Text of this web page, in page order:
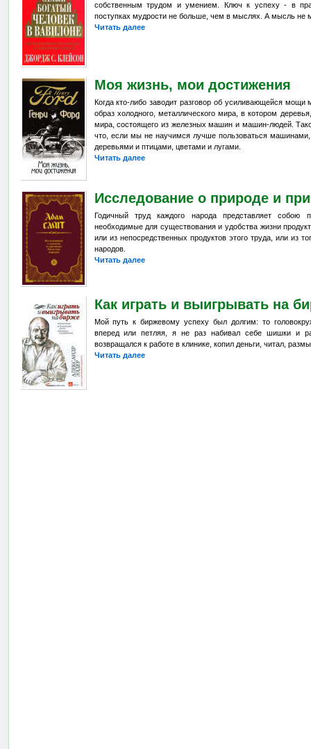
собственным трудом и умением. Ключ к успеху - в
поступках мудрости не больше, чем в мыслях. А мысль не
Читать далее
Моя жизнь, мои достижения
Когда кто-либо заводит разговор об усиливающейся
образ холодного, металлического мира, в котором
мира, состоящего из железных машин и машин-людей.
что, если мы не научимся лучше пользоваться
деревьями и птицами, цветами и лугами.
Читать далее
Исследование о природе и
Годичный труд каждого народа представляет
необходимые для существования и удобства жизни
или из непосредственных продуктов этого труда, или из
народов.
Читать далее
Как играть и выигрывать на
Мой путь к биржевому успеху был долгим: то
вперед или петляя, я не раз набивал себе шишки и
возвращался к работе в клинике, копил деньги, читал,
Читать далее